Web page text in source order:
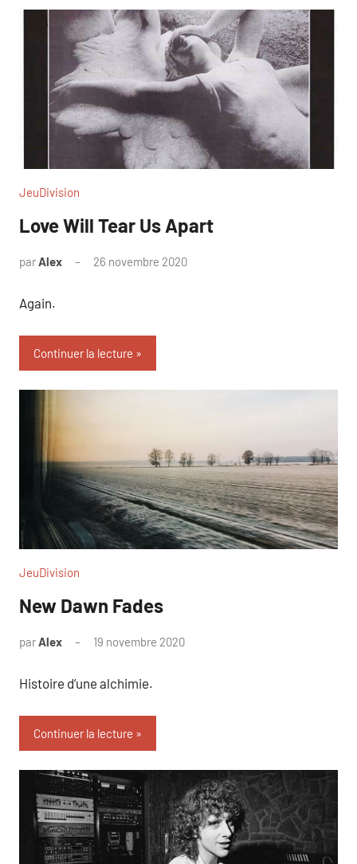
JeuDivision
Love Will Tear Us Apart
parAlex 26 novembre 2020
Again.
Continuer la lecture
JeuDivision
New Dawn Fades
parAlex 19 novembre 2020
Histoire d’une alchimie.
Continuer la lecture